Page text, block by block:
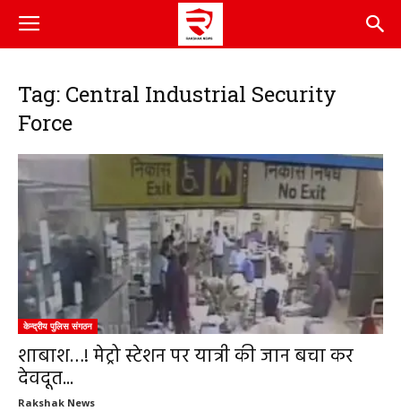
Tag: Central Industrial Security
Force
केन्द्रीय पुलिस संगठन
शाबाश…! मेट्रो स्टेशन पर यात्री की जान बचा कर
देवदूत...
Rakshak News